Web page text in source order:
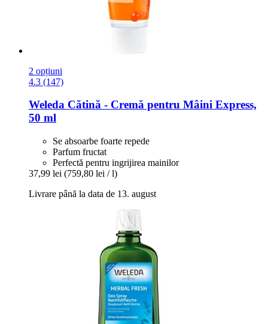
2 opțiuni
4.3 (147)
Weleda Cătină -​ Cremă pentru Mâini Express,
50 ml
Se absoarbe foarte repede
Parfum fructat
Perfectă pentru ingrijirea mainilor
37,99 lei (759,80 lei / l)
Livrare până la data de 13. august